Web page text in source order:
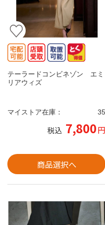
テーラードコンビネゾン エミ
リアウィズ
マイストア在庫： 35
税込 7,800円
商品選択へ